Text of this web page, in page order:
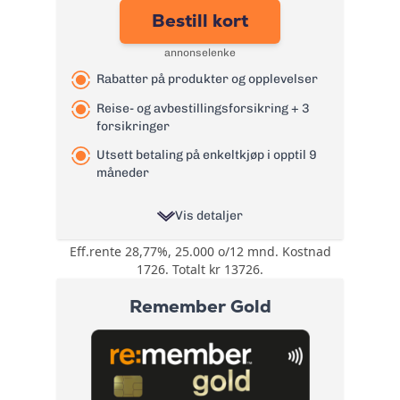
tyveriforsikring
0 kr
21,99%
Effektiv rente:
24,4%
Kontantuttak i
minibank:
0 kr
Kontantuttak i
bank:
0 kr
papirfaktura:
9 kr
Purregebyr:
35 kr
Inkassovarsel:
35 kr
Les mer om Bank Norwegian
kreditkort Visa
→
Bestill kort
annonselenke
Rabatter på produkter og opplevelser
Reise- og avbestillingsforsikring + 3
forsikringer
Utsett betaling på enkeltkjøp i opptil 9
måneder
Vis detaljer
rabatter
Rabatter på
produkter og
gjennom
Morrow More.
Tilgang til
fordelsprogrammet
Mastercard
Eff.rente 28,77%, 25.000 o/12 mnd. Kostnad
1726. Totalt kr 13726.
Remember Gold